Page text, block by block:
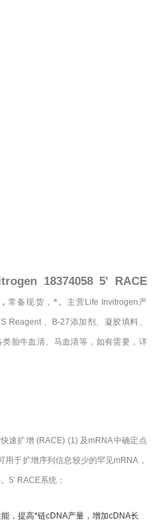
18374058 5' RACE
，常备现货，*。主营Life Invitrogen 产
Reagent 、B-27添加剂、凝胶填料、
胎牛血清、马血清等，如有需要， 详
速扩增 (RACE) (1) 及mRNA中确定点
用于扩增序列信息较少的罕见mRNA，
5′ RACE系统：
，提高*链cDNA产量，增加cDNA长